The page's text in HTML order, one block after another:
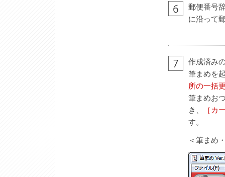
郵便番号
に沿って
作成済み
筆まめを
所の一括
筆まめお
き、
［カ
す。
＜筆まめ